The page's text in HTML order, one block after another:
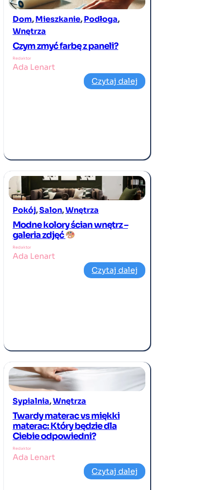
Dom, Mieszkanie, Podłoga
Wnętrza
Czym zmyć farbę z paneli?
Redaktor
Ada Lenart
Czytaj dalej
Pokój, Salon, Wnętrza
Modne kolory ścian wnętrz –
galeria zdjęć
Redaktor
Ada Lenart
Czytaj dalej
Sypialnia, Wnętrza
Twardy materac vs miękki
materac: Który będzie dla
Ciebie odpowiedni?
Redaktor
Ada Lenart
Czytaj dalej